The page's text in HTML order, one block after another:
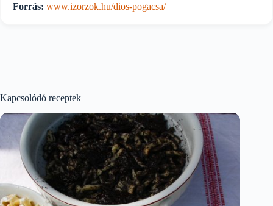
Forrás: www.izorzok.hu/dios-pogacsa/
Kapcsolódó receptek